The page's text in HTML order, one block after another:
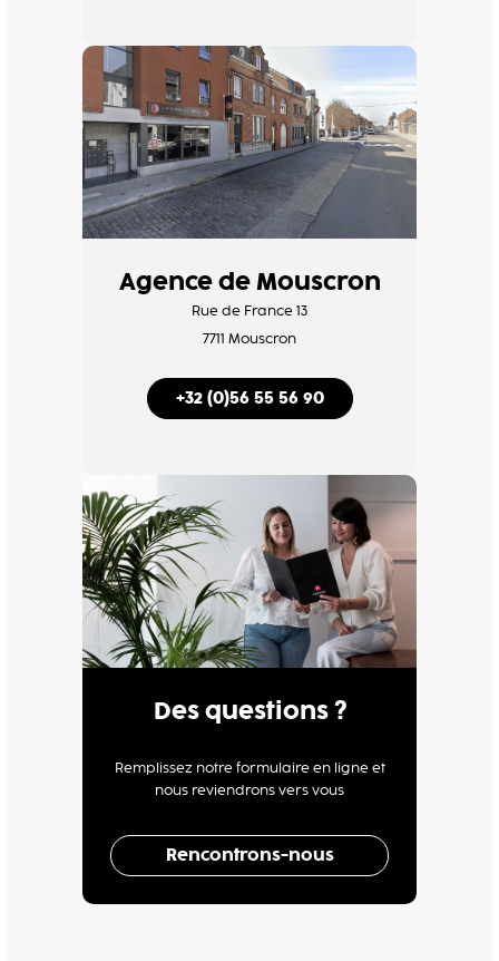
Agence de Mouscron
Rue de France 13
7711 Mouscron
+32 (0)56 55 56 90
Des questions ?
Remplissez notre formulaire en ligne et
nous reviendrons vers vous
Rencontrons-nous